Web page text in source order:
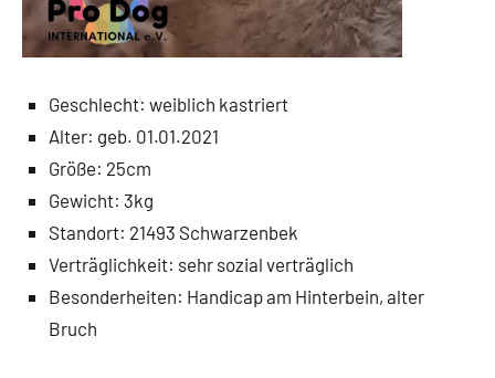
Geschlecht: weiblich kastriert
Alter: geb. 01.01.2021
Größe: 25cm
Gewicht: 3kg
Standort: 21493 Schwarzenbek
Verträglichkeit: sehr sozial verträglich
Besonderheiten: Handicap am Hinterbein, alter
Bruch